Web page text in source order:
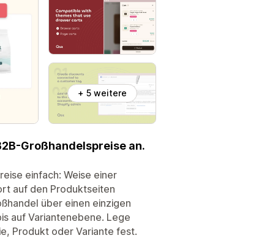
+ 5 weitere
Großhandelspreise an.
einfach: Weise einer
auf den Produktseiten
über einen einzigen
auf Variantenebene. Lege
Produkt oder Variante fest.